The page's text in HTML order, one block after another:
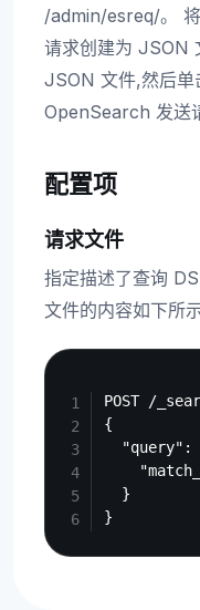
/admin/esreq/。
请求创建为 JSON
JSON 文件,然后单
OpenSearch 发送
配置项
请求文件
指定描述了查询
文件的内容如下所示
POST /
{
"query":
  }